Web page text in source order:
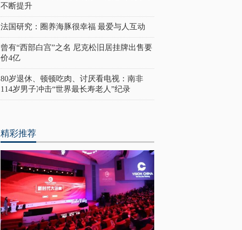
不断提升
法国研究：圈养海豚很幸福 最爱与人互动
曾有“西部白宫”之名 尼克松旧居挂牌出售要
价4亿
80岁退休、顿顿吃肉、讨厌看电视：南非
114岁男子冲击“世界最长寿老人”纪录
精彩推荐